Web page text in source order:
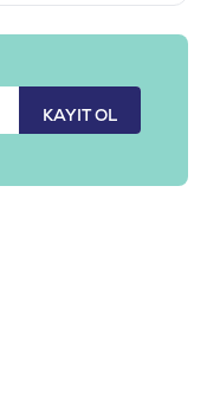
KAYIT OL